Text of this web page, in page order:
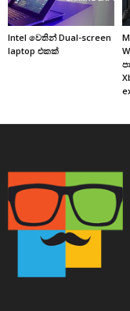
Intel වෙතින් Dual-screen
laptop එකක්